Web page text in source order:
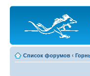
Список форумов ‹